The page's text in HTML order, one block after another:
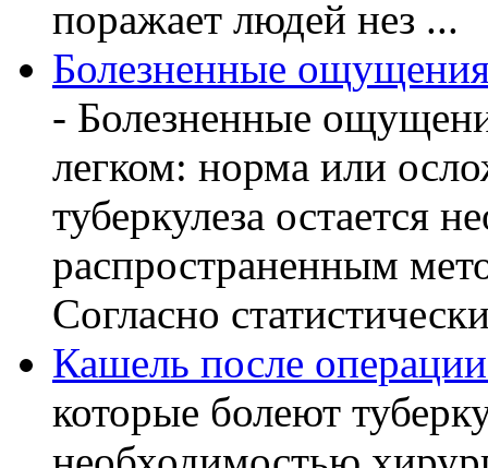
поражает людей нез ...
Болезненные
- Болезненные
легком: норма или
туберкулеза остается
распространенным
Согласно
Кашель после
которые болеют